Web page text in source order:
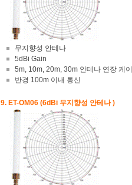
무지향성 안테나
5dBi Gain
5m, 10m, 20m, 30m 안테나 연장 케
반경 100m 이내 통신
9. ET-OM06 (6dBi 무지향성 안테나 )